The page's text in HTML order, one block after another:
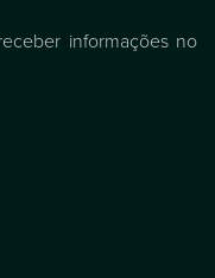
informações no